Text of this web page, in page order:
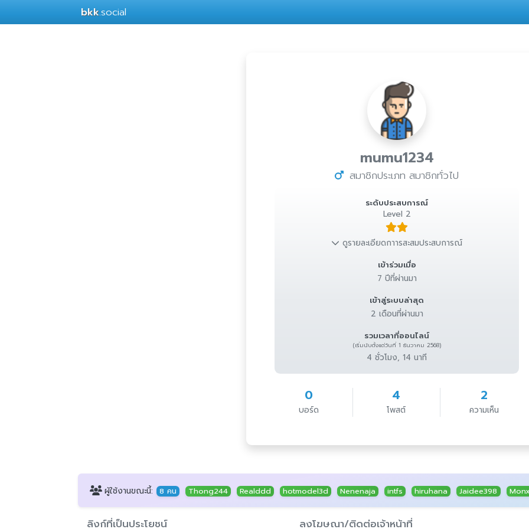
bkk.social
mumu1234
สมาชิกประเภท สมาชิกทั่วไป
ระดับประสบการณ์
Level 2
ดูรายละเอียดกาารสะสมประสบการณ์
เข้าร่วมเมื่อ
7 ปีที่ผ่านมา
เข้าสู่ระบบล่าสุด
2 เดือนที่ผ่านมา
รวมเวลาที่ออนไลน์
(เริ่มนับตั้งแต่วันที่ 1 ธันวาคม 2568)
4 ชั่วโมง, 14 นาที
0
บอร์ด
4
โพสต์
2
ความเห็น
ผู้ใช้งานขณะนี้: 8 คน Thong244 Realddd hotmodel3d Nenenaja intfs hiruhana Jaidee398
ลิงก์ที่เป็นประโยชน์ ลงโฆษณา/ติดต่อเจ้าหน้าที่